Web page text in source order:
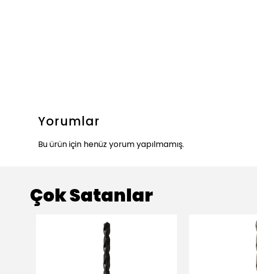
Yorumlar
Bu ürün için henüz yorum yapılmamış.
Çok Satanlar